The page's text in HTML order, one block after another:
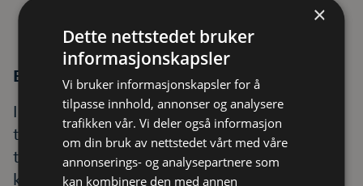
Egen kundeportal
I egen kundeportal har du til enhver tid
tilgang på nødvendig dokumentasjon på
tidspunkt for utførte kontroller, hva som ble
kontrollert, inkludert eventuelle feil
×
Dette nettstedet bruker
informasjonskapsler
Vi bruker informasjonskapsler for å
tilpasse innhold, annonser og analysere
trafikken vår. Vi deler også informasjon
om din bruk av nettstedet vårt med våre
annonserings- og analysepartnere som
kan kombinere den med annen